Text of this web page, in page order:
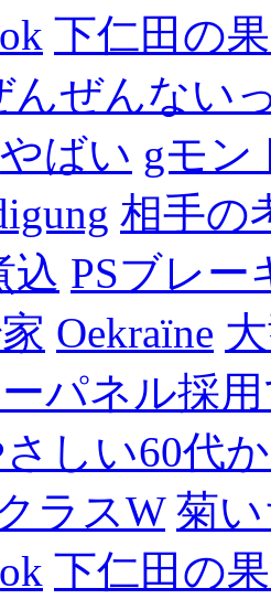
下仁田の
んぜんない
やばい gモン
相手の
込 PSブレー
Oekraïne
パネル採
しい60代
ラスW 菊
下仁田の